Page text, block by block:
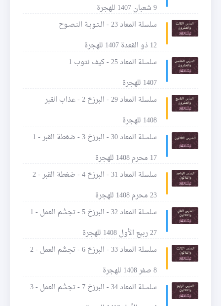
9 شعبان 1407 للهجرة
سلسلة المعاد 23 - الـتـوبـة النـصـوح
12 ذو القعدة 1407 للهجرة
سلسلة المعاد 25 - كيف نتوب 1
1407 للهجرة
سلسلة المعاد 29 - البرزخ 2 - عذاب القبر
1408 للهجرة
سلسلة المعاد 30 - البرزخ 3 - ضغطة القبر - 1
17 محرم 1408 للهجرة
سلسلة المعاد 31 - البرزخ 4 - ضغطة القبر - 2
23 محرم 1408 للهجرة
سلسلة المعاد 32 - البرزخ 5 - تجسُّم العمل - 1
27 ربيع الأول 1408 للهجرة
سلسلة المعاد 33 - البرزخ 6 - تجسُّم العمل - 2
8 صفر 1408 للهجرة
سلسلة المعاد 34 - البرزخ 7 - تجسُّم العمل - 3